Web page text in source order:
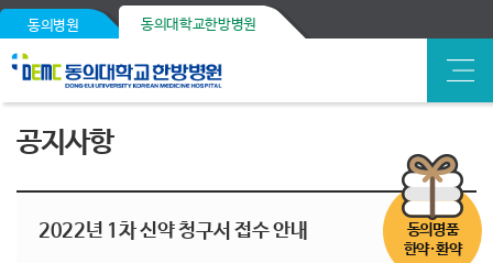
동의병원 동의대학교한방병원
동의명품
한약·환약
공지사항
2022년 1차 신약 청구서 접수 안내